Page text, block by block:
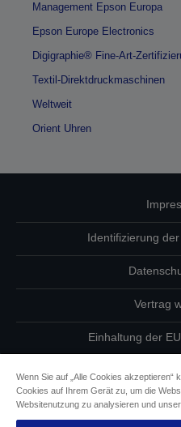
Management Epson Europa
Epson Europe Electronics
Digigraphie® Fine-Art-
Textil-Direktdruckmaschinen
Weltweit
Orient Uhren
Identifizierung
Vertrag
Einhaltung der
Fragen
Wenn Sie auf „Alle Cookies
Cookies auf Ihrem Gerät zu, um die
Websitenutzung zu analysieren und